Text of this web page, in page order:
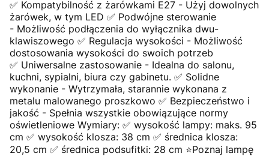
✅ Kompatybilność z żarówkami E27 - Użyj dowolnych
żarówek, w tym LED ✅ Podwójne sterowanie
- Możliwość podłączenia do wyłącznika dwu-
klawiszowego ✅ Regulacja wysokości - Możliwość
dostosowania wysokości do swoich potrzeb
✅ Uniwersalne zastosowanie - Idealna do salonu,
kuchni, sypialni, biura czy gabinetu. ✅ Solidne
wykonanie - Wytrzymała, starannie wykonana z
metalu malowanego proszkowo ✅ Bezpieczeństwo i
jakość - Spełnia wszystkie obowiązujące normy
oświetleniowe Wymiary: ✅ wysokość lampy: maks. 95
cm ✅ wysokość klosza: 38 cm ✅ średnica klosza:
20,5 cm ✅ średnica podsufitki: 28 cm ⭐Poznaj lampę